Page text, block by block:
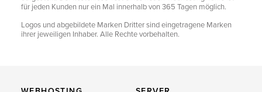
für jeden Kunden nur ein Mal innerhalb von 365 Tagen möglich.
Logos und abgebildete Marken Dritter sind eingetragene Marken
ihrer jeweiligen Inhaber. Alle Rechte vorbehalten.